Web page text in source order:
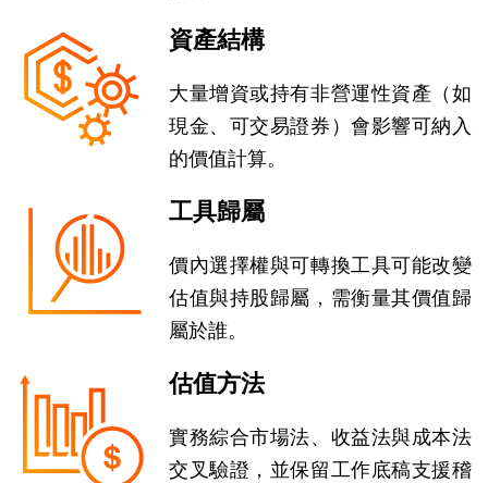
資產結構
大量增資或持有非營運性資產（如
現金、可交易證券）會影響可納入
的價值計算。
工具歸屬
價內選擇權與可轉換工具可能改變
估值與持股歸屬，需衡量其價值歸
屬於誰。
估值方法
實務綜合市場法、收益法與成本法
交叉驗證，並保留工作底稿支援稽